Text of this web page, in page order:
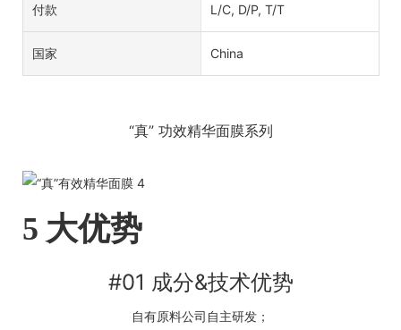
付款 L/C, D/P, T/T
国家 China
“真” 功效精华面膜系列
5 大优势
#01 成分&技术优势
自有原料公司自主研发；